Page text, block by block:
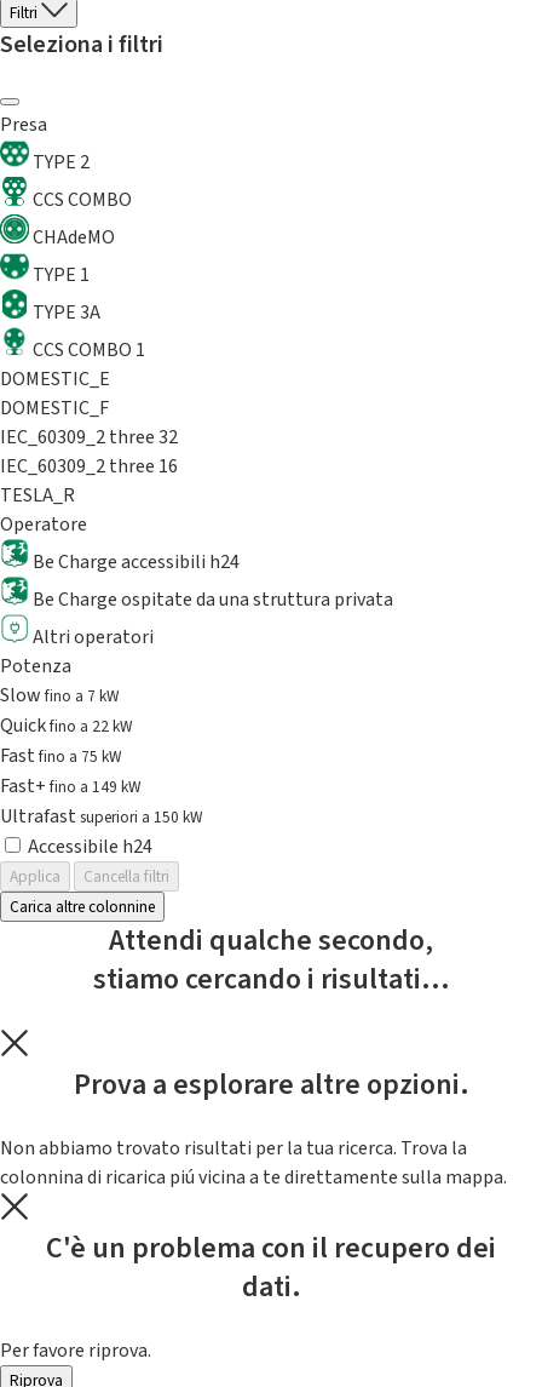
Filtri
Seleziona i filtri
Presa
TYPE 2
CCS COMBO
CHAdeMO
TYPE 1
TYPE 3A
CCS COMBO 1
DOMESTIC_E
DOMESTIC_F
IEC_60309_2 three 32
IEC_60309_2 three 16
TESLA_R
Operatore
Be Charge accessibili h24
Be Charge ospitate da una struttura privata
Altri operatori
Potenza
Slowfino a 7 kW
Quickfino a 22 kW
Fastfino a 75 kW
Fast+fino a 149 kW
Ultrafast superiori a 150 kW
Accessibile h24
Applica
Cancella filtri
Carica altre colonnine
Attendi qualche secondo,
stiamo cercando i risultati...
Prova a esplorare altre opzioni.
Non abbiamo trovato risultati per la tua ricerca. Trova la
colonnina di ricarica piú vicina a te direttamente sulla mappa.
C'è un problema con il recupero dei
dati.
Per favore riprova.
Riprova